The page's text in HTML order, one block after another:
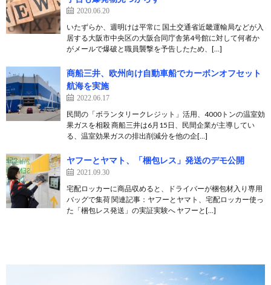
2020.06.20
いたずらか、週明けは平常に 国土交通省近畿運輸局などが入
居する大阪市中央区の大阪合同庁舎第4号館に対して何者か
がメールで爆破と職員襲撃を予告したため、[…]
商船三井、欧州向け自動車船でカーボンオフセット
航海を実施
2022.06.17
民間の「ボランタリークレジット」活用、4000トンの温室効
果ガスを相殺 商船三井は6月15日、民間企業が主導してい
る、温室効果ガスの排出削減分を他の企[…]
ヤフーとヤマト、「梱包レス」発送のデモ公開
2021.09.30
宅配ロッカーに商品収めると、ドライバーが梱包材入り専用
バッグで集荷 関連記事：ヤフーとヤマト、宅配ロッカー使っ
た「梱包レス発送」の実証実験へ ヤフーと[…]